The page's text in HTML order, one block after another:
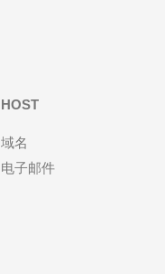
HOST
域名
电子邮件